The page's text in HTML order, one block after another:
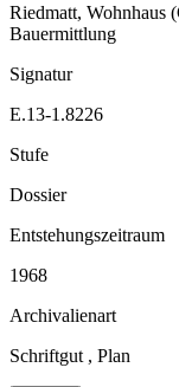
Riedmatt, Wohnhaus
Bauermittlung
Signatur
E.13-1.8226
Stufe
Dossier
Entstehungszeitraum
1968
Archivalienart
Schriftgut , Plan